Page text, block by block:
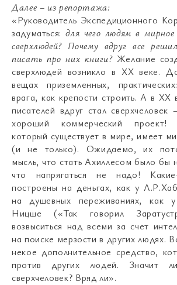
Далее – из репортажа:
«Руководитель Экспедиционного
задуматься:для чего людям в мирное
сверхлюдей? Почему вдруг все
писать про них книги?Желание
сверхлюдей возникло в ХХ веке.
вещах приземленных,
врага, как крепости строить. А в ХХ
писателей вдруг стал сверхчеловек
хороший коммерческий
который существует в мире, имеет
(и не только). Ожидаемо, их
мысль, что стать Ахиллесом было бы
что напрягаться не надо!
построены на деньгах, как у
на душевных переживаниях, как
Ницше («Так говорил
возвыситься над всеми за счет
на поиске мерзости в других людях.
некое дополнительное средство,
против других людей. Значит
сверхчеловек? Вряд ли».